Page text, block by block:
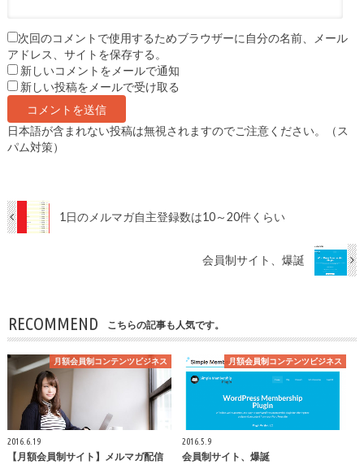
次回のコメントで使用するためブラウザーに自分の名前、メール
アドレス、サイトを保存する。
新しいコメントをメールで通知
新しい投稿をメールで受け取る
日本語が含まれない投稿は無視されますのでご注意ください。（ス
パム対策）
1日のメルマガ自主登録数は10～20件くらい
会員制サイト、爆誕
RECOMMEND こちらの記事も人気です。
月額会員制コンテンツビジネス
2016.6.19
【月額会員制サイト】メルマガ配信
月額会員制コンテンツビジネス
2016.5.9
会員制サイト、爆誕